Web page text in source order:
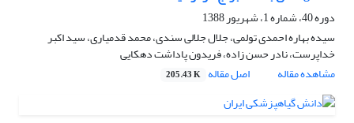
دوره 40، شماره 1، شهریور 1388
سیده بهاره احمدی تولمی، جلال جلالی سندی، محمد قدمیاری، سید اکبر
خداپرست، نادر حسن زاده، فریدون پاداشت دهکایی
مشاهده مقاله
اصل مقاله 205.43 K